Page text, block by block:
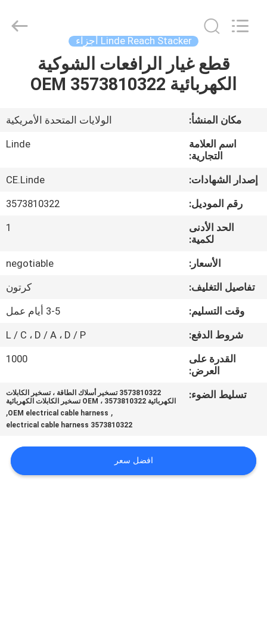
الصفحة
الرئيسية
منتجات
معلومات
عنا
جولة
المعمل
مراقبة
الجودة
اتصل
خريطة
ruihuaxin
Linde Reach Stacker أجزاء
قطع غيار الرافعات الشوكية
الكهربائية OEM 3573810322
مكان المنشأ:
الولايات المتحدة الأمريكية
اسم العلامة
التجارية:
Linde
إصدار الشهادات:
CE.Linde
رقم الموديل:
3573810322
الحد الأدنى
لكمية:
1
الأسعار:
negotiable
تفاصيل التغليف:
كرتون
وقت التسليم:
3-5 أيام عمل
شروط الدفع:
L / C ، D / A ، D / P
القدرة على
العرض:
1000
تسليط الضوء:
3573810322 تسخير أسلاك الطاقة ، تسخير الكابلات
الكهربائية OEM ، 3573810322 تسخير الكابلات الكهربائية
,
OEM electrical cable harness
,
3573810322 electrical cable harness
افضل سعر